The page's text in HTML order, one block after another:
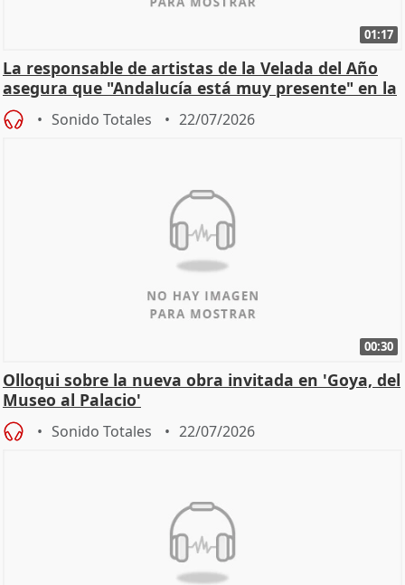
01:17
La responsable de artistas de la Velada del Año
asegura que "Andalucía está muy presente" en la
cita
Sonido Totales 22/07/2026
00:30
Olloqui sobre la nueva obra invitada en 'Goya, del
Museo al Palacio'
Sonido Totales 22/07/2026